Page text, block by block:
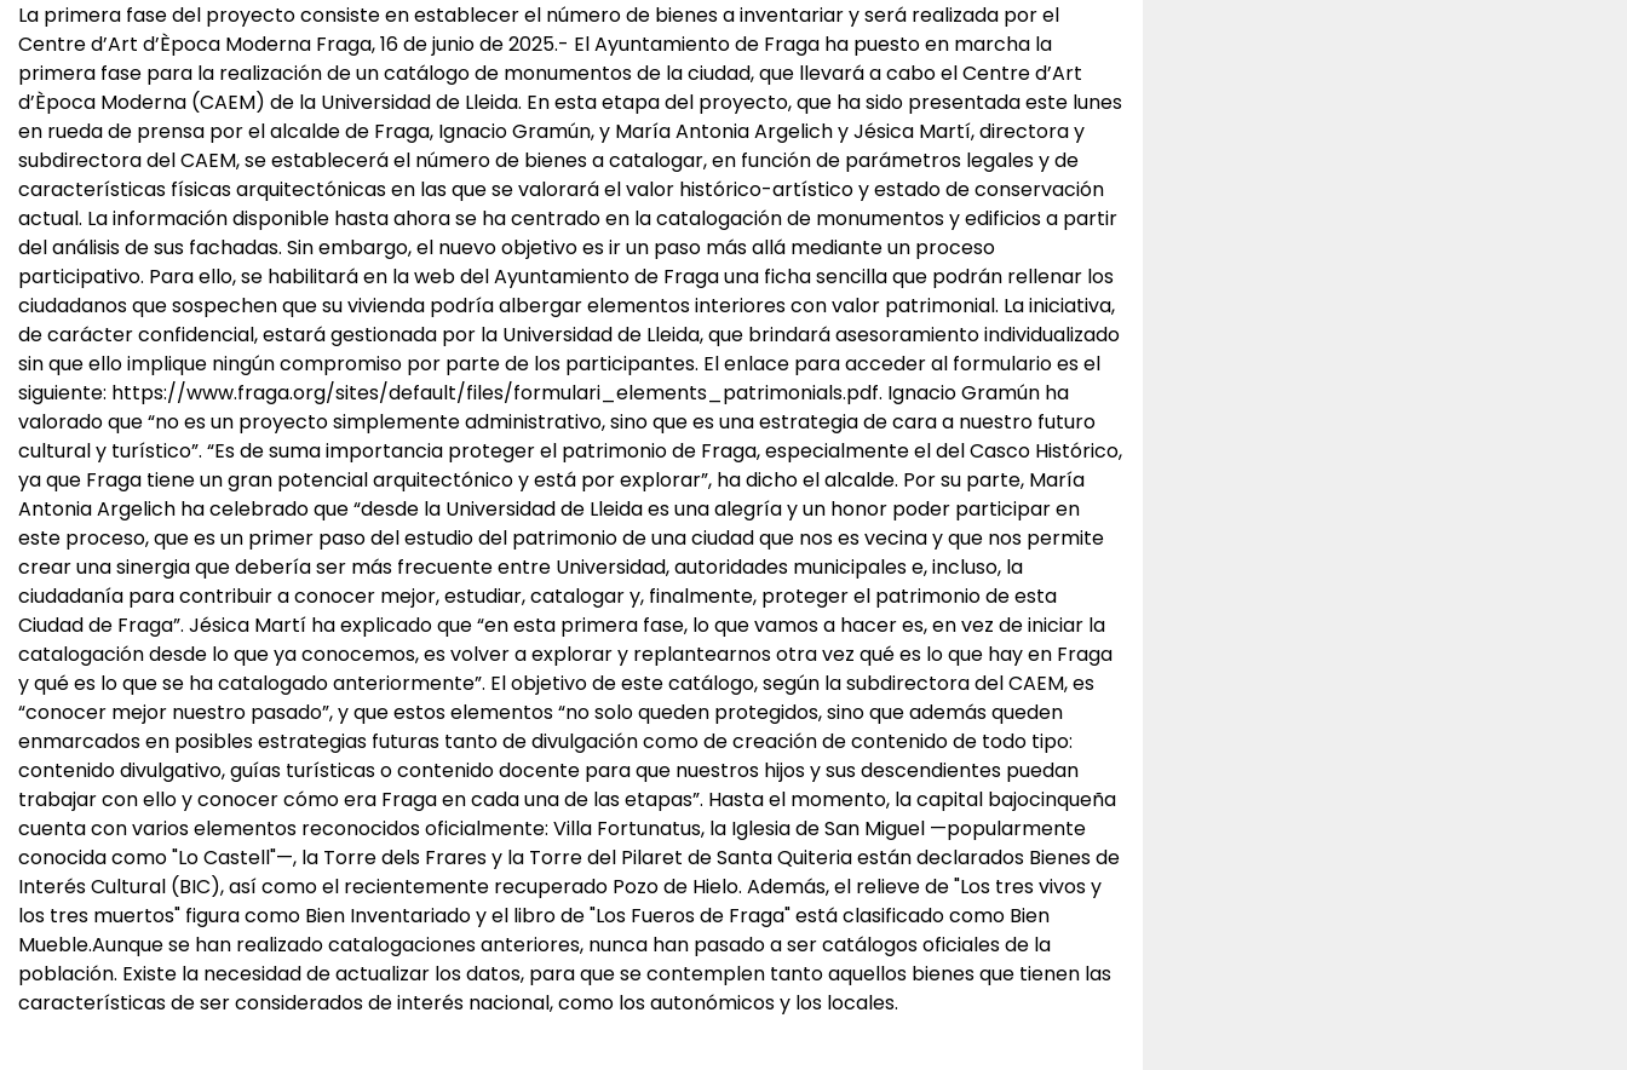
La primera fase del proyecto consiste en establecer el número de bienes a inventariar y será realizada por el
Centre d’Art d’Època Moderna Fraga, 16 de junio de 2025.- El Ayuntamiento de Fraga ha puesto en marcha la
primera fase para la realización de un catálogo de monumentos de la ciudad, que llevará a cabo el Centre d’Art
d’Època Moderna (CAEM) de la Universidad de Lleida. En esta etapa del proyecto, que ha sido presentada este lunes
en rueda de prensa por el alcalde de Fraga, Ignacio Gramún, y María Antonia Argelich y Jésica Martí, directora y
subdirectora del CAEM, se establecerá el número de bienes a catalogar, en función de parámetros legales y de
características físicas arquitectónicas en las que se valorará el valor histórico-artístico y estado de conservación
actual. La información disponible hasta ahora se ha centrado en la catalogación de monumentos y edificios a partir
del análisis de sus fachadas. Sin embargo, el nuevo objetivo es ir un paso más allá mediante un proceso
participativo. Para ello, se habilitará en la web del Ayuntamiento de Fraga una ficha sencilla que podrán rellenar los
ciudadanos que sospechen que su vivienda podría albergar elementos interiores con valor patrimonial. La iniciativa,
de carácter confidencial, estará gestionada por la Universidad de Lleida, que brindará asesoramiento individualizado
sin que ello implique ningún compromiso por parte de los participantes. El enlace para acceder al formulario es el
siguiente: https://www.fraga.org/sites/default/files/formulari_elements_patrimonials.pdf. Ignacio Gramún ha
valorado que “no es un proyecto simplemente administrativo, sino que es una estrategia de cara a nuestro futuro
cultural y turístico”. “Es de suma importancia proteger el patrimonio de Fraga, especialmente el del Casco Histórico,
ya que Fraga tiene un gran potencial arquitectónico y está por explorar”, ha dicho el alcalde. Por su parte, María
Antonia Argelich ha celebrado que “desde la Universidad de Lleida es una alegría y un honor poder participar en
este proceso, que es un primer paso del estudio del patrimonio de una ciudad que nos es vecina y que nos permite
crear una sinergia que debería ser más frecuente entre Universidad, autoridades municipales e, incluso, la
ciudadanía para contribuir a conocer mejor, estudiar, catalogar y, finalmente, proteger el patrimonio de esta
Ciudad de Fraga”. Jésica Martí ha explicado que “en esta primera fase, lo que vamos a hacer es, en vez de iniciar la
catalogación desde lo que ya conocemos, es volver a explorar y replantearnos otra vez qué es lo que hay en Fraga
y qué es lo que se ha catalogado anteriormente”. El objetivo de este catálogo, según la subdirectora del CAEM, es
“conocer mejor nuestro pasado”, y que estos elementos “no solo queden protegidos, sino que además queden
enmarcados en posibles estrategias futuras tanto de divulgación como de creación de contenido de todo tipo:
contenido divulgativo, guías turísticas o contenido docente para que nuestros hijos y sus descendientes puedan
trabajar con ello y conocer cómo era Fraga en cada una de las etapas”. Hasta el momento, la capital bajocinqueña
cuenta con varios elementos reconocidos oficialmente: Villa Fortunatus, la Iglesia de San Miguel —popularmente
conocida como "Lo Castell"—, la Torre dels Frares y la Torre del Pilaret de Santa Quiteria están declarados Bienes de
Interés Cultural (BIC), así como el recientemente recuperado Pozo de Hielo. Además, el relieve de "Los tres vivos y
los tres muertos" figura como Bien Inventariado y el libro de "Los Fueros de Fraga" está clasificado como Bien
Mueble.Aunque se han realizado catalogaciones anteriores, nunca han pasado a ser catálogos oficiales de la
población. Existe la necesidad de actualizar los datos, para que se contemplen tanto aquellos bienes que tienen las
características de ser considerados de interés nacional, como los autonómicos y los locales.